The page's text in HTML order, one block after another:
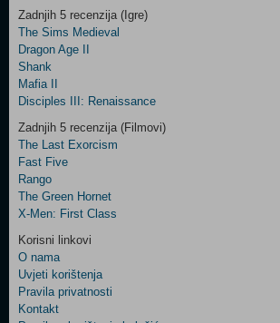
Control
Field
Three
Newsletter
Zadnjih 5 recenzija (Igre)
The Sims Medieval
Dragon Age II
Shank
Mafia II
Disciples III: Renaissance
Zadnjih 5 recenzija (Filmovi)
The Last Exorcism
Fast Five
Rango
The Green Hornet
X-Men: First Class
Korisni linkovi
O nama
Uvjeti korištenja
Pravila privatnosti
Kontakt